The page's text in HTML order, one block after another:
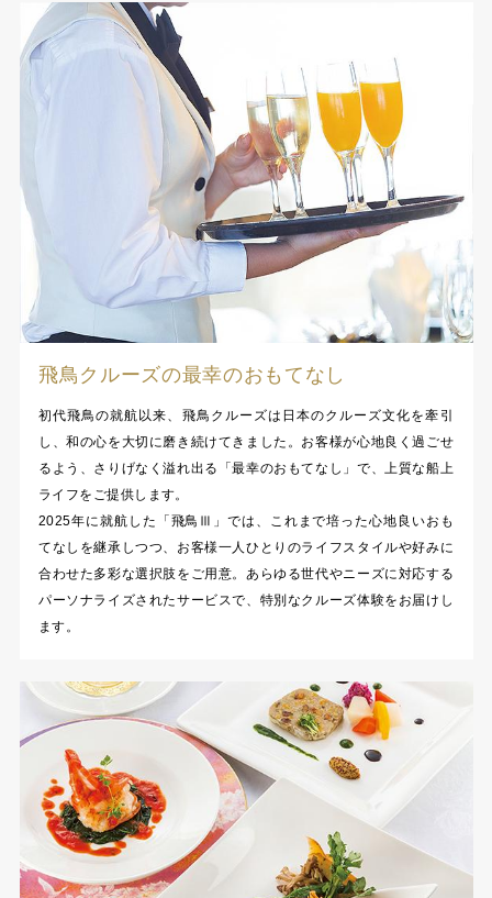
飛鳥クルーズの最幸のおもてなし
初代飛鳥の就航以来、飛鳥クルーズは日本のクルーズ文化を牽引
し、和の心を大切に磨き続けてきました。お客様が心地良く過ごせ
るよう、さりげなく溢れ出る「最幸のおもてなし」で、上質な船上
ライフをご提供します。
2025年に就航した「飛鳥Ⅲ」では、これまで培った心地良いおも
てなしを継承しつつ、お客様一人ひとりのライフスタイルや好みに
合わせた多彩な選択肢をご用意。あらゆる世代やニーズに対応する
パーソナライズされたサービスで、特別なクルーズ体験をお届けし
ます。